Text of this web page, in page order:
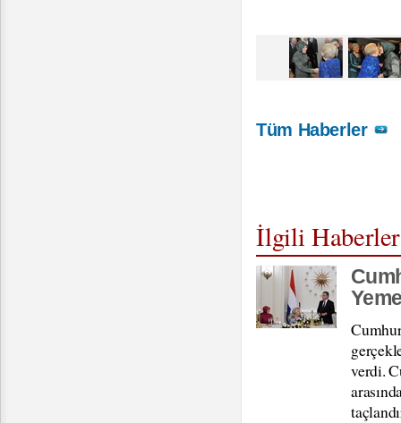
Tüm Haberler
İlgili Haberler
verdi.